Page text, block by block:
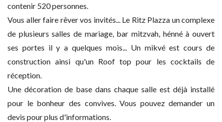
contenir 520 personnes.
Vous aller faire rêver vos invités... Le Ritz Plazza un complexe
de plusieurs salles de mariage, bar mitzvah, hénné à ouvert
ses portes il y a quelques mois... Un mikvé est cours de
construction ainsi qu'un Roof top pour les cocktails de
réception.
Une décoration de base dans chaque salle est déjà installé
pour le bonheur des convives. Vous pouvez demander un
devis pour plus d'informations.